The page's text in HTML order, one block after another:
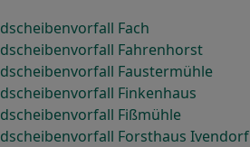
Fach
Fahrenhorst
Faustermühle
Finkenhaus
Fißmühle
Forsthaus Ivendorf